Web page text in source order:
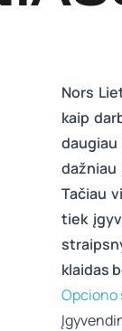
Nors
kaip
Tačiau
tiek
klaidas
Opciono